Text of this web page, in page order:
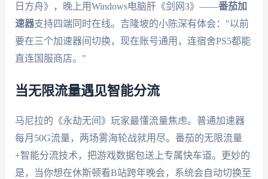
日方舟》，晚上用Windows电脑肝《剑网3》——番茄加
速器支持四端同时在线。吉隆坡的小陈深有体会："以前
要在三个加速器间切换，现在账号通用，连宿舍PS5都能
直连国服商店。"
当无限流量遇见智能分流
马尼拉的《永劫无间》玩家最懂流量焦虑。普通加速器
每月50G流量，两场雾海轮战就用尽。番茄的无限流量
+智能分流技术，把游戏数据包送上专属快车道。更妙的
是，当你想在休斯顿看B站跨年晚会，系统会自动切换至